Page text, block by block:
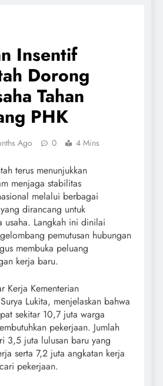
Insentif
Dorong
Tahan
PHK
Ago 0 4 Mins
terus menunjukkan
menjaga stabilitas
melalui berbagai
dirancang untuk
usaha. Langkah ini dinilai
pemutusan hubungan
membuka peluang
kerja baru.
Kerja Kementerian
Lukita, menjelaskan bahwa
sekitar 10,7 juta warga
pekerjaan. Jumlah
3,5 juta lulusan baru yang
serta 7,2 juta angkatan kerja
pekerjaan.